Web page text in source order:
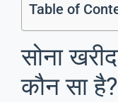
Table of
सोना
कौन सा है?